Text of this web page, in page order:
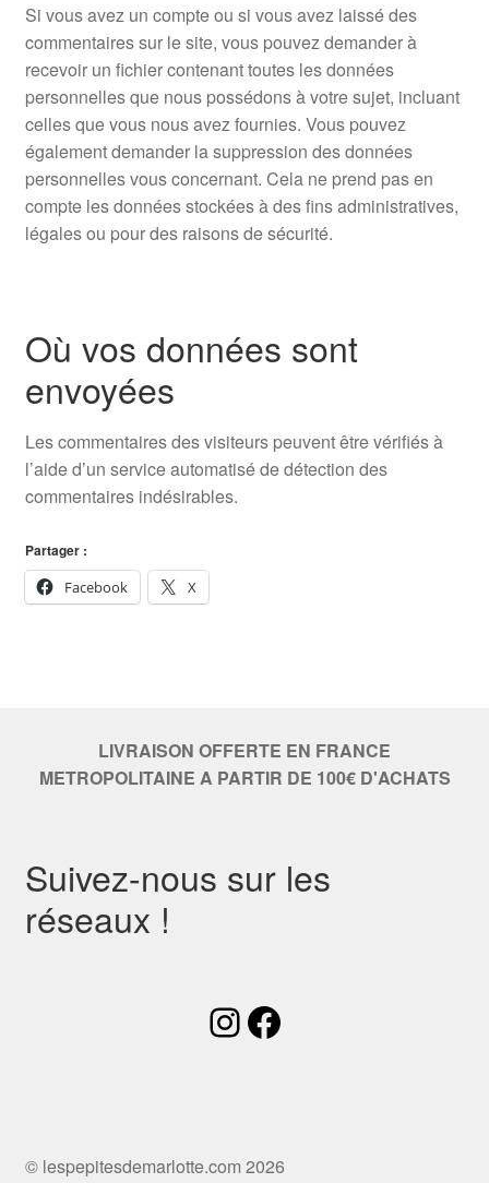
Si vous avez un compte ou si vous avez laissé des
commentaires sur le site, vous pouvez demander à
recevoir un fichier contenant toutes les données
personnelles que nous possédons à votre sujet, incluant
celles que vous nous avez fournies. Vous pouvez
également demander la suppression des données
personnelles vous concernant. Cela ne prend pas en
compte les données stockées à des fins administratives,
légales ou pour des raisons de sécurité.
Où vos données sont
envoyées
Les commentaires des visiteurs peuvent être vérifiés à
l’aide d’un service automatisé de détection des
commentaires indésirables.
Partager :
Facebook
X
LIVRAISON OFFERTE EN FRANCE
METROPOLITAINE A PARTIR DE 100€ D'ACHATS
Suivez-nous sur les
réseaux !
Instagram
Facebook
© lespepitesdemarlotte.com 2026